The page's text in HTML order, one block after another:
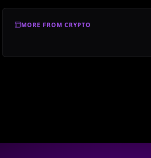
MORE FROM CRYPTO